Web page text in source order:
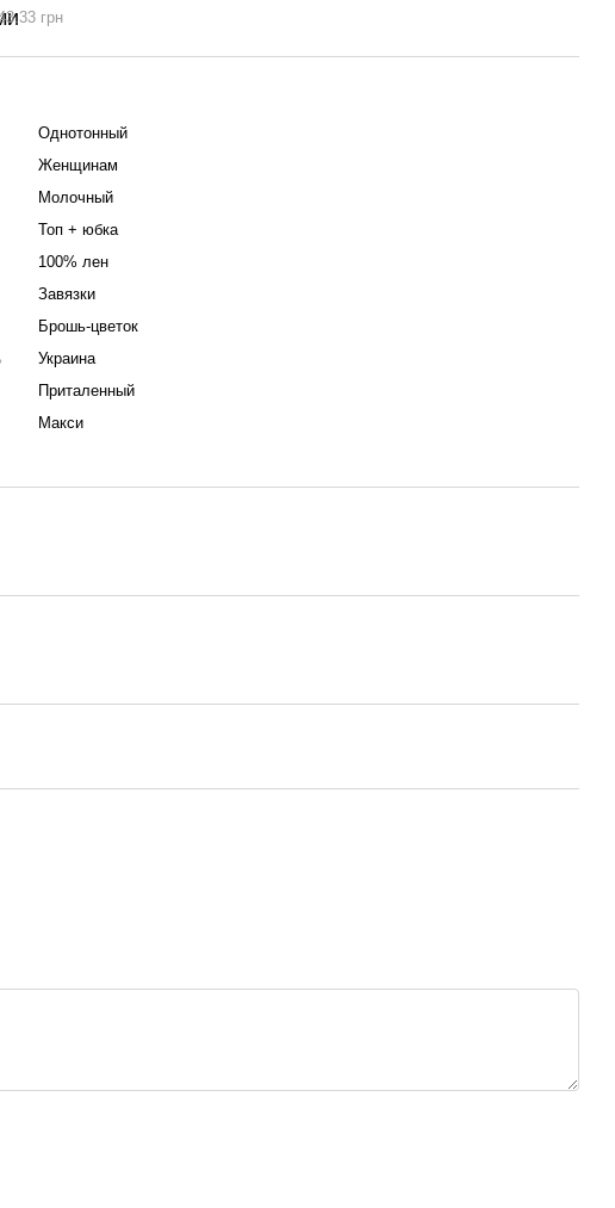
грн
Однотонный
Женщинам
Молочный
Топ + юбка
100% лен
Завязки
Брошь-цветок
Украина
Приталенный
Макси